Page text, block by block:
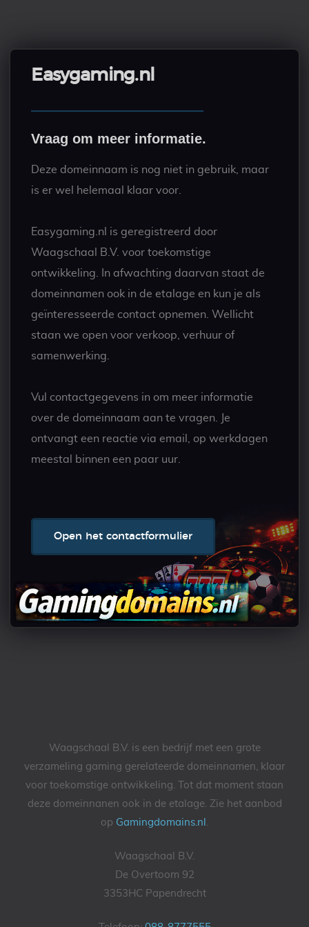
Easygaming.nl
Vraag om meer informatie.
Deze domeinnaam is nog niet in gebruik, maar
is er wel helemaal klaar voor.
Easygaming.nl is geregistreerd door
Waagschaal B.V. voor toekomstige
ontwikkeling. In afwachting daarvan staat de
domeinnamen ook in de etalage en kun je als
geïnteresseerde contact opnemen. Wellicht
staan we open voor verkoop, verhuur of
samenwerking.
Vul contactgegevens in om meer informatie
over de domeinnaam aan te vragen. Je
ontvangt een reactie via email, op werkdagen
meestal binnen een paar uur.
Waagschaal B.V. is een bedrijf met een grote
verzameling gaming gerelateerde domeinnamen, klaar
voor toekomstige ontwikkeling. Tot dat moment staan
deze domeinnanen ook in de etalage. Zie het aanbod
op Gamingdomains.nl .
Waagschaal B.V.
De Overtoom 92
3353HC Papendrecht